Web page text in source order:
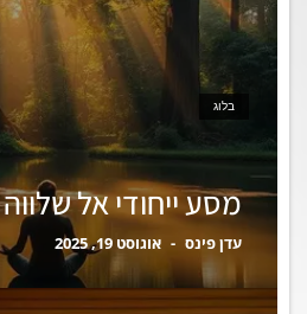
בלוג
מסע ייחודי אל
עדן פינס אוגוסט 19, 2025